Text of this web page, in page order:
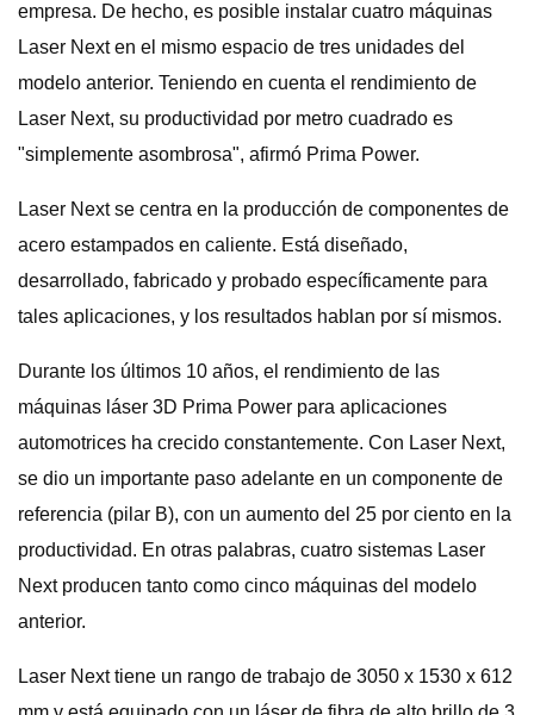
empresa. De hecho, es posible instalar cuatro máquinas
Laser Next en el mismo espacio de tres unidades del
modelo anterior. Teniendo en cuenta el rendimiento de
Laser Next, su productividad por metro cuadrado es
"simplemente asombrosa", afirmó Prima Power.
Laser Next se centra en la producción de componentes de
acero estampados en caliente. Está diseñado,
desarrollado, fabricado y probado específicamente para
tales aplicaciones, y los resultados hablan por sí mismos.
Durante los últimos 10 años, el rendimiento de las
máquinas láser 3D Prima Power para aplicaciones
automotrices ha crecido constantemente. Con Laser Next,
se dio un importante paso adelante en un componente de
referencia (pilar B), con un aumento del 25 por ciento en la
productividad. En otras palabras, cuatro sistemas Laser
Next producen tanto como cinco máquinas del modelo
anterior.
Laser Next tiene un rango de trabajo de 3050 x 1530 x 612